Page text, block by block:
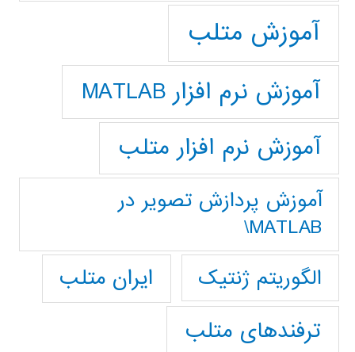
آموزش متلب
آموزش نرم افزار MATLAB
آموزش نرم افزار متلب
آموزش پردازش تصوير در
MATLAB\
الگوریتم ژنتیک
ایران متلب
ترفندهای متلب